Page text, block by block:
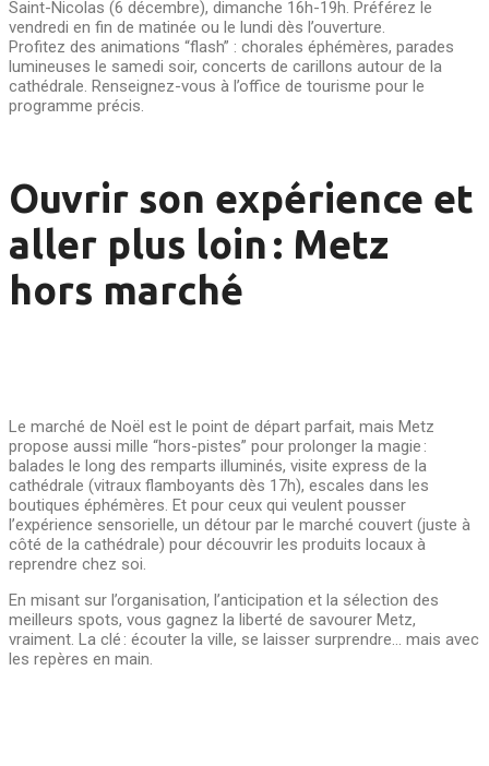
Saint-Nicolas (6 décembre), dimanche 16h-19h. Préférez le
vendredi en fin de matinée ou le lundi dès l’ouverture.
Profitez des animations “flash” : chorales éphémères, parades
lumineuses le samedi soir, concerts de carillons autour de la
cathédrale. Renseignez-vous à l’office de tourisme pour le
programme précis.
Ouvrir son expérience et
aller plus loin : Metz
hors marché
Le marché de Noël est le point de départ parfait, mais Metz
propose aussi mille “hors-pistes” pour prolonger la magie :
balades le long des remparts illuminés, visite express de la
cathédrale (vitraux flamboyants dès 17h), escales dans les
boutiques éphémères. Et pour ceux qui veulent pousser
l’expérience sensorielle, un détour par le marché couvert (juste à
côté de la cathédrale) pour découvrir les produits locaux à
reprendre chez soi.
En misant sur l’organisation, l’anticipation et la sélection des
meilleurs spots, vous gagnez la liberté de savourer Metz,
vraiment. La clé : écouter la ville, se laisser surprendre… mais avec
les repères en main.